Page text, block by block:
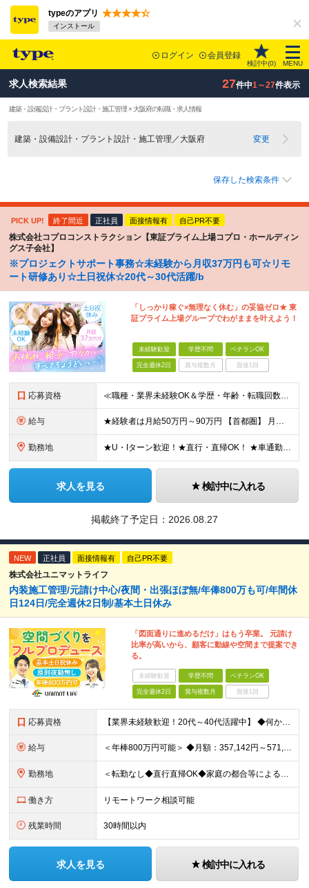
typeのアプリ
インストール
ログイン 会員登録
検討中(0) MENU
求人検索結果 27件中1～27件表示
建築・設備設計・プラント設計・施工管理 × 大阪府の転職・求人情報
建築・設備設計・プラント設計・施工管理／大阪府 変更
保存した検索条件
PICK UP! 終了間近 正社員 面接情報有 自己PR不要
株式会社コプロコンストラクション【東証プライム上場コプロ・ホールディン
グス子会社】
※プロジェクトサポート事務☆未経験から月収37万円も可☆リモ
ート研修あり☆土日祝休☆20代～30代活躍/b
「しっかり稼ぐ×無理なく休む」の妥協ゼロ★ 東
証プライム上場グループでわがままを叶えよう！
未経験歓迎 学歴不問 ベテランOK
完全週休2日 賞与複数月 面接1回
応募資格 ≪職種・業界未経験OK＆学歴・年齢・転職回数不問≫ ◆第二新卒歓迎 ◆社会人経験不問 ◆資格不問 ※新卒の方もご応募可能！ （待遇・募集要項等は別途ご案内いたします） ※入社時期は柔軟に対応します！半
給与 ★経験者は月給50万円～90万円 【首都圏】 月給30万1230円〜 ⇒基本22万7000円+地域6万4230円+皆勤1万円 【群馬/栃木/茨城】 月給28万1090円〜 ⇒基本23万4000円+
勤務地 ★U・Iターン歓迎！★直行・直帰OK！ ★車通勤可能のエリアもあり！★出張なしの働き方も可能 全国47都道府県の各プロジェクト（転勤なし！勤務地に対する希望も実現可能！） 「自宅から1時間以内で通え
求人を見る 検討中に入れる
掲載終了予定日： 2026.08.27
NEW 正社員 面接情報有 自己PR不要
株式会社ユニマットライフ
内装施工管理/元請け中心/夜間・出張ほぼ無/年俸800万も可/年間休
日124日/完全週休2日制/基本土日休み
「図面通りに進めるだけ」はもう卒業。 元請け
比率が高いから、顧客に動線や空間まで提案でき
る。
未経験歓迎 学歴不問 ベテランOK
完全週休2日 賞与複数月 面接1回
応募資格 【業界未経験歓迎！20代～40代活躍中】 ◆何かしらの施工管理経験をお持ちの方（施工の規模や年数は不問） ※工務店での経験も大歓迎です！ ※学歴不問 ～このような方にオススメです～ ・ゼロベースで空
給与 ＜年棒800万円可能＞ ◆月額：357,142円～571,428円（14分割）（一律手当を含む） ◆年俸制：500万円～800万円 ※年俸額の1/14を毎月支給（残りの2/14は6・12月に賞与支給
勤務地 ＜転勤なし◆直行直帰OK◆家庭の都合等によるリモートワークも相談可＞ 【勤務先】 ※下記いずれかの配属となります ※希望する勤務地への配属いたします ■本社 東京都港区南青山2-12-14 ユニマ
働き方 リモートワーク相談可能
残業時間 30時間以内
求人を見る 検討中に入れる